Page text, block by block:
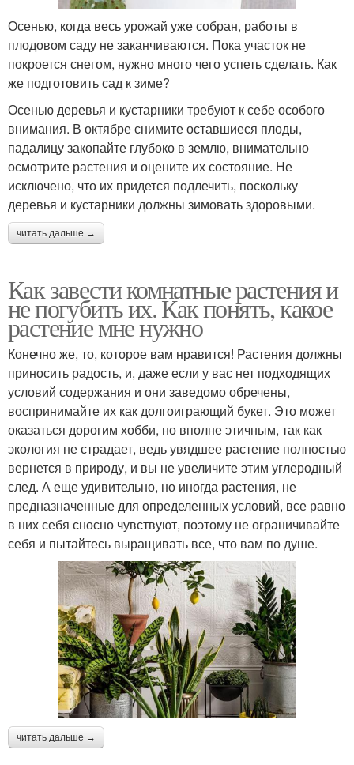
Осенью, когда весь урожай уже собран, работы в
плодовом саду не заканчиваются. Пока участок не
покроется снегом, нужно много чего успеть сделать. Как
же подготовить сад к зиме?
Осенью деревья и кустарники требуют к себе особого
внимания. В октябре снимите оставшиеся плоды,
падалицу закопайте глубоко в землю, внимательно
осмотрите растения и оцените их состояние. Не
исключено, что их придется подлечить, поскольку
деревья и кустарники должны зимовать здоровыми.
читать дальше →
Как завести комнатные растения и
не погубить их. Как понять, какое
растение мне нужно
Конечно же, то, которое вам нравится! Растения должны
приносить радость, и, даже если у вас нет подходящих
условий содержания и они заведомо обречены,
воспринимайте их как долгоиграющий букет. Это может
оказаться дорогим хобби, но вполне этичным, так как
экология не страдает, ведь увядшее растение полностью
вернется в природу, и вы не увеличите этим углеродный
след. А еще удивительно, но иногда растения, не
предназначенные для определенных условий, все равно
в них себя сносно чувствуют, поэтому не ограничивайте
себя и пытайтесь выращивать все, что вам по душе.
читать дальше →